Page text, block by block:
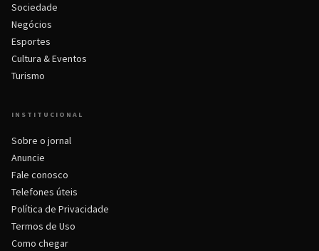
Sociedade
Negócios
Esportes
Cultura & Eventos
Turismo
INSTITUCIONAL
Sobre o jornal
Anuncie
Fale conosco
Telefones úteis
Política de Privacidade
Termos de Uso
Como chegar